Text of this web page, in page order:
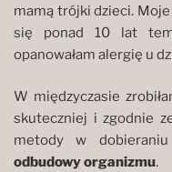
mamą trójki dzieci.
się ponad 10 lat
opanowałam alergię u
W międzyczasie
skuteczniej i zgodnie
metody w
odbudowy organizmu.